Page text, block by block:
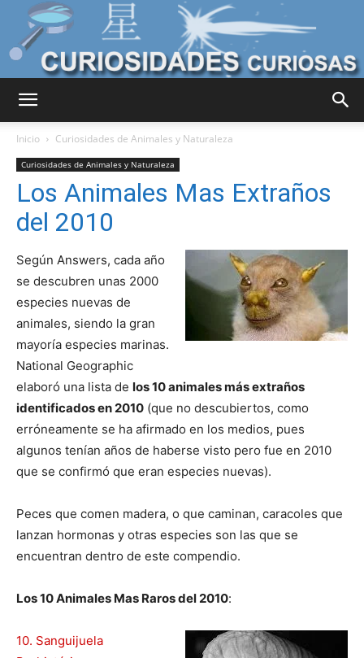
Curiosas
Inicio Curiosidades de Animales y Naturaleza
Curiosidades de Animales y Naturaleza
Los Animales Mas Extraños
del 2010
Según Answers, cada año
se descubren unas 2000
especies nuevas de
animales, siendo la gran
mayoría especies marinas.
National Geographic
elaboró una lista de los 10 animales más extraños
identificados en 2010 (que no descubiertos, como
erróneamente se ha afirmado en los medios, pues
algunos tenían años de haberse visto pero fue en 2010
que se confirmó que eran especies nuevas).
Peces que comen madera, o que caminan, caracoles que
lanzan hormonas y otras especies son las que se
encuentran dentro de este compendio.
Los 10 Animales Mas Raros del 2010:
10. Sanguijuela